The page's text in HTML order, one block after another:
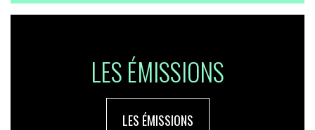
LES ÉMISSIONS
LES ÉMISSIONS